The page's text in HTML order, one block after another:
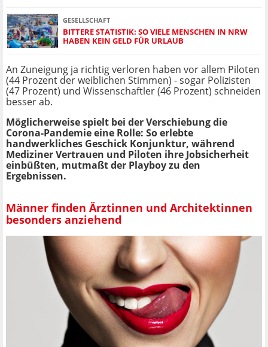
GESELLSCHAFT
BITTERE STATISTIK: SO VIELE MENSCHEN IN NRW
HABEN KEIN GELD FÜR URLAUB
An Zuneigung ja richtig verloren haben vor allem Piloten
(44 Prozent der weiblichen Stimmen) - sogar Polizisten
(47 Prozent) und Wissenschaftler (46 Prozent) schneiden
besser ab.
Möglicherweise spielt bei der Verschiebung die
Corona-Pandemie eine Rolle: So erlebte
handwerkliches Geschick Konjunktur, während
Mediziner Vertrauen und Piloten ihre Jobsicherheit
einbüßten, mutmaßt der Playboy zu den
Ergebnissen.
Männer finden Ärztinnen und Architektinnen
besonders anziehend